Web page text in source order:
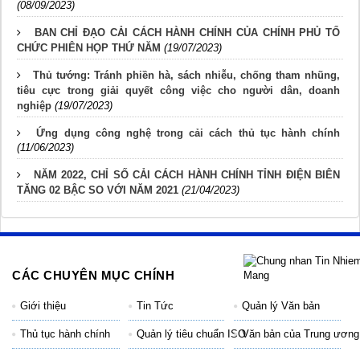
(08/09/2023)
BAN CHỈ ĐẠO CẢI CÁCH HÀNH CHÍNH CỦA CHÍNH PHỦ TỔ
CHỨC PHIÊN HỌP THỨ NĂM (19/07/2023)
Thủ tướng: Tránh phiền hà, sách nhiễu, chống tham nhũng,
tiêu cực trong giải quyết công việc cho người dân, doanh
nghiệp (19/07/2023)
Ứng dụng công nghệ trong cải cách thủ tục hành chính
(11/06/2023)
NĂM 2022, CHỈ SỐ CẢI CÁCH HÀNH CHÍNH TỈNH ĐIỆN BIÊN
TĂNG 02 BẬC SO VỚI NĂM 2021 (21/04/2023)
CÁC CHUYÊN MỤC CHÍNH
Giới thiệu Tin Tức Quản lý Văn bản
Thủ tục hành chính Quản lý tiêu chuẩn ISOVăn bản của Trung ương